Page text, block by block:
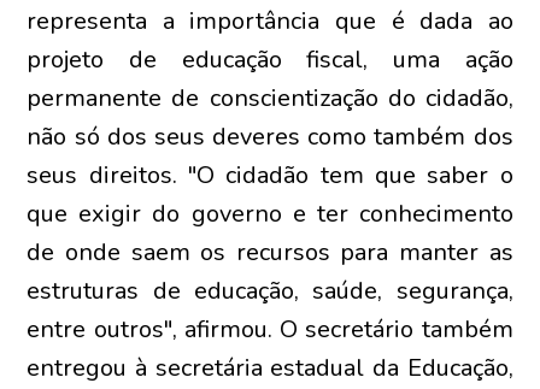
representa a importância que é dada ao
projeto de educação fiscal, uma ação
permanente de conscientização do cidadão,
não só dos seus deveres como também dos
seus direitos. "O cidadão tem que saber o
que exigir do governo e ter conhecimento
de onde saem os recursos para manter as
estruturas de educação, saúde, segurança,
entre outros", afirmou. O secretário também
entregou à secretária estadual da Educação,